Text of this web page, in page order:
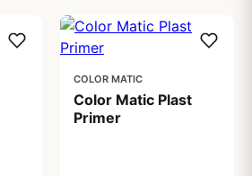
COLOR MATIC
Color Matic Plast
Primer